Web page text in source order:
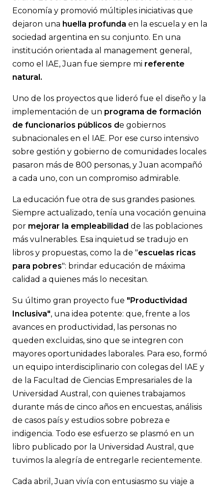
Economía y promovió múltiples iniciativas que
dejaron una huella profunda en la escuela y en la
sociedad argentina en su conjunto. En una
institución orientada al management general,
como el IAE, Juan fue siempre mi referente
natural.
Uno de los proyectos que lideró fue el diseño y la
implementación de un programa de formación
de funcionarios públicos de gobiernos
subnacionales en el IAE. Por ese curso intensivo
sobre gestión y gobierno de comunidades locales
pasaron más de 800 personas, y Juan acompañó
a cada uno, con un compromiso admirable.
La educación fue otra de sus grandes pasiones.
Siempre actualizado, tenía una vocación genuina
por mejorar la empleabilidad de las poblaciones
más vulnerables. Esa inquietud se tradujo en
libros y propuestas, como la de "escuelas ricas
para pobres": brindar educación de máxima
calidad a quienes más lo necesitan.
Su último gran proyecto fue "Productividad
Inclusiva", una idea potente: que, frente a los
avances en productividad, las personas no
queden excluidas, sino que se integren con
mayores oportunidades laborales. Para eso, formó
un equipo interdisciplinario con colegas del IAE y
de la Facultad de Ciencias Empresariales de la
Universidad Austral, con quienes trabajamos
durante más de cinco años en encuestas, análisis
de casos país y estudios sobre pobreza e
indigencia. Todo ese esfuerzo se plasmó en un
libro publicado por la Universidad Austral, que
tuvimos la alegría de entregarle recientemente.
Cada abril, Juan vivía con entusiasmo su viaje a